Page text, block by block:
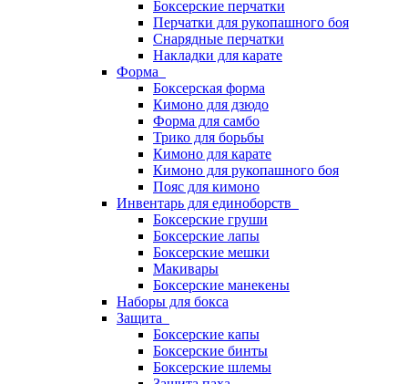
Боксерские перчатки
Перчатки для рукопашного боя
Снарядные перчатки
Накладки для карате
Форма
Боксерская форма
Кимоно для дзюдо
Форма для самбо
Трико для борьбы
Кимоно для карате
Кимоно для рукопашного боя
Пояс для кимоно
Инвентарь для единоборств
Боксерские груши
Боксерские лапы
Боксерские мешки
Макивары
Боксерские манекены
Наборы для бокса
Защита
Боксерские капы
Боксерские бинты
Боксерские шлемы